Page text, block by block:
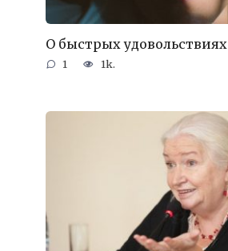
О быстрых удовольствиях
1 1k.